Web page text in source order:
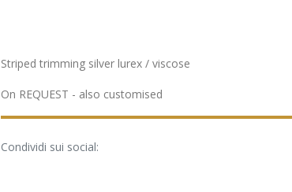
Striped trimming silver lurex / viscose
On REQUEST - also customised
Condividi sui social: